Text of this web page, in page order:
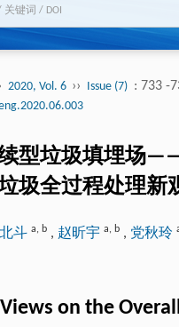
2020, Vol. 6 ›› Issue (7) : 733 -
型垃圾填埋场
圾全过程处理新
斗 a, b, 赵昕宇 a, b, 党秋玲
on the